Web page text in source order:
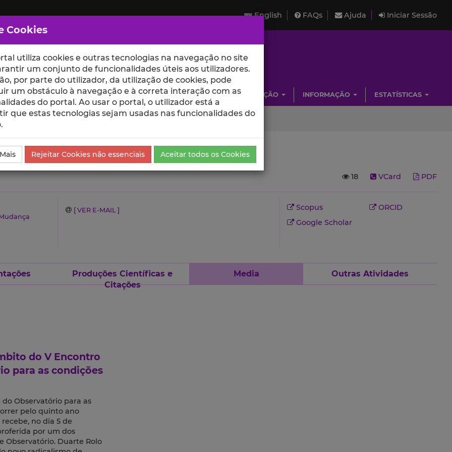
English FAQs Ajuda Iniciar Sessão
ESCOLAS UNIDADES INVESTIGAÇÃO INFORMAÇÃO ESTATÍSTICAS
18 VCard PDF
[ VER E-MAIL ] Scopus
ORCID
Google Scholar
Produções Científicas e
Citações
Media Outras Atividades
do V Encontro
para as condições
Observatório para as
pelo quinto ano
no dia 5 de
por um dos
Observatório. Duarte Rolo
Cookies
utiliza cookies e outras tecnologias na navegação no site
um conjunto de funcionalidades úteis aos utilizadores.
por parte do utilizador, da utilização de cookies, pode
um obstáculo à navegação e à correta interação com as
do portal. Ao usar o portal, o utilizador está a
que estas tecnologias sejam usadas nas funcionalidades do
Rejeitar Cookies não essenciais Aceitar todos os Cookies